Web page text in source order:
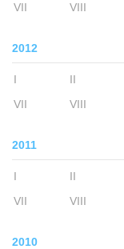
VII
VIII
2012
I II
VII
VIII
2011
I II
VII
VIII
2010